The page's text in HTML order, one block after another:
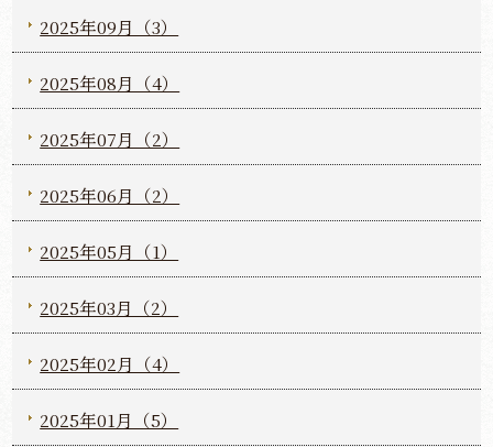
2025年09月（3）
2025年08月（4）
2025年07月（2）
2025年06月（2）
2025年05月（1）
2025年03月（2）
2025年02月（4）
2025年01月（5）